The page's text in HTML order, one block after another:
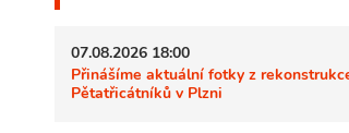
07.08.2026 18:00
Přinášíme aktuální fotky z
Pětatřicátníků v Plzni